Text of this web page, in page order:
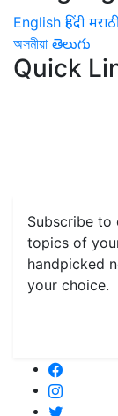
English हिंदी
অসমীয়া తెలుగు
Quick
Subscribe to
topics of
handpicked
your choice.